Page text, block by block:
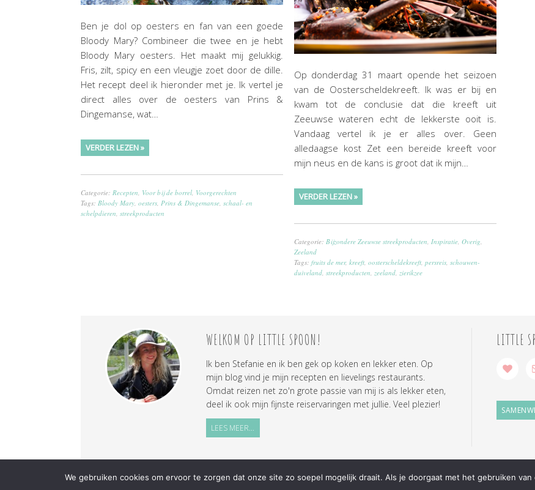
Ben je dol op oesters en fan van een goede
Bloody Mary? Combineer die twee en je hebt
Bloody Mary oesters. Het maakt mij gelukkig.
Fris, zilt, spicy en een vleugje zoet door de dille.
Het recept deel ik hieronder met je. Ik vertel je
direct alles over de oesters van Prins &
Dingemanse, wat…
VERDER LEZEN »
Categorie: Recepten Voor bij de borrel Voorgerechten
Tags: Bloody Mary oesters Prins & Dingemanse schaal- en
schelpdieren streekproducten
Op donderdag 31 maart opende het seizoen
van de Oosterscheldekreeft. Ik was er bij en
kwam tot de conclusie dat die kreeft uit
Zeeuwse wateren echt de lekkerste ooit is.
Vandaag vertel ik je er alles over. Geen
alledaagse kost Zet een bereide kreeft voor
mijn neus en de kans is groot dat ik mijn…
VERDER LEZEN »
Categorie: Bijzondere Zeeuwse streekproducten Inspiratie, Overig
Zeeland
Tags: fruits de mer, kreeft, oosterscheldekreeft, persreis, schouwen-
duiveland, streekproducten zeeland, zierikzee
WELKOM OP LITTLE SPOON!
Ik ben Stefanie en ik ben gek op koken en lekker eten. Op
mijn blog vind je mijn recepten en lievelings restaurants.
Omdat reizen net zo'n grote passie van mij is als lekker eten,
deel ik ook mijn fijnste reiservaringen met jullie. Veel plezier!
LEES MEER...
LITTLE
COPYRIGHT © 2026 ·LITTLE SPOON
We gebruiken cookies om ervoor te zorgen dat onze site zo soepel mogelijk draait. Als je doorgaat met het gebruiken